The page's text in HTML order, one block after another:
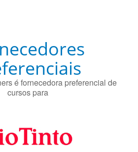
é fornecedora preferencial de
cursos para